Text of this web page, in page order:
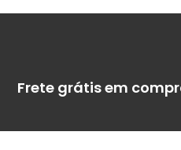
Frete grátis em